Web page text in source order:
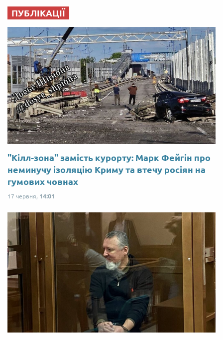
ПУБЛІКАЦІЇ
"Кілл-зона" замість курорту: Марк Фейгін про
неминучу ізоляцію Криму та втечу росіян на
гумових човнах
17 червня, 14:01